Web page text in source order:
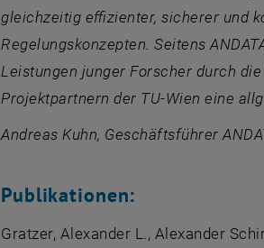
gleichzeitig effizienter, sicherer und
Regelungskonzepten. Seitens
Leistungen junger Forscher durch
Projektpartnern der TU-Wien eine
Andreas Kuhn, Geschäftsführer
Publikationen:
Gratzer, Alexander L., Alexander